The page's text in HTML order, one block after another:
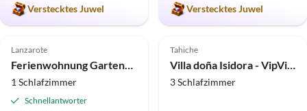
Verstecktes Juwel Verstecktes Juwel
Top-Inserat
5.0 (1)
Lanzarote
Ferienwohnung Gartenapartment
1 Schlafzimmer
Schnellantworter
Top-Inserat
Tahiche
Villa doña Isidora - VipVipVillas
3 Schlafzimmer